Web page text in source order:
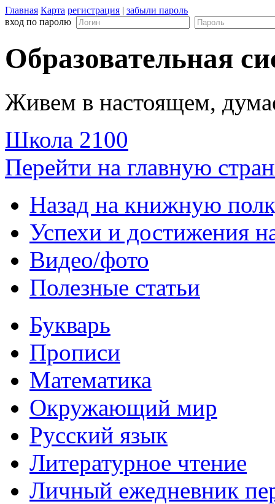
Главная Карта регистрация | забыли пароль
вход по паролю
Образовательная
Живем в настоящем,
Школа 2100
Перейти на главную
Назад на книжную
Успехи и достижения
Видео/фото
Полезные статьи
Букварь
Прописи
Математика
Окружающий мир
Русский язык
Литературное чтение
Личный ежедневник